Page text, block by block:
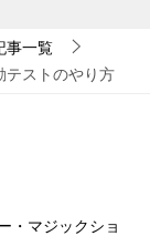
事一覧
テストのやり方
・マジックショ